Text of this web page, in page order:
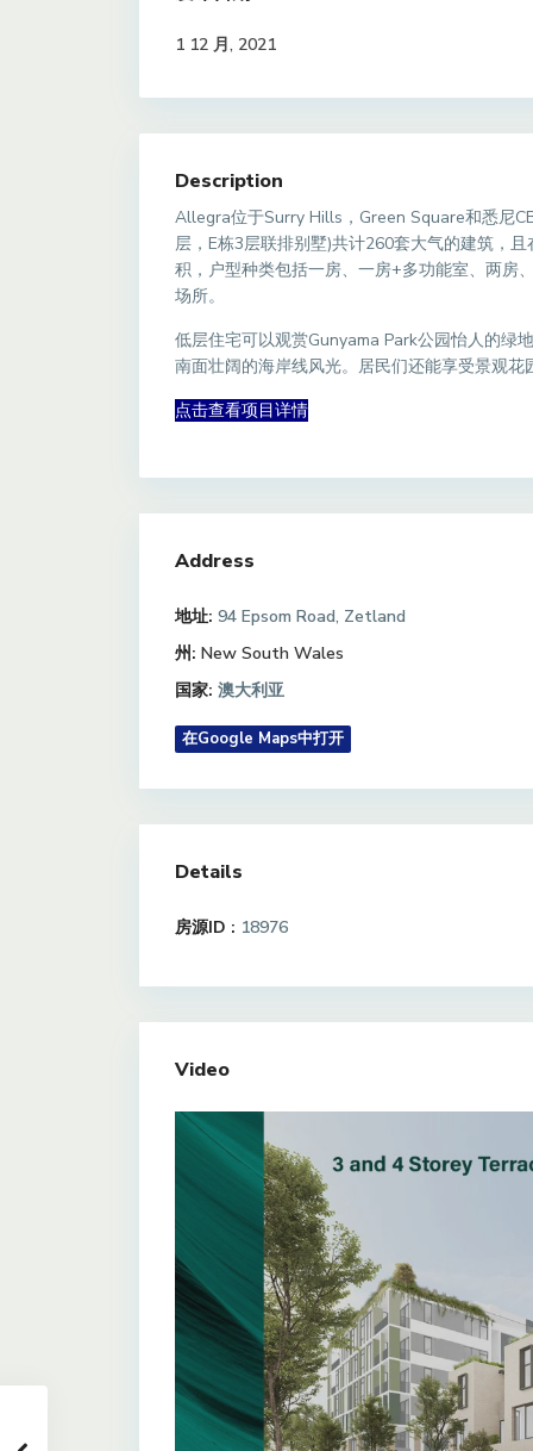
1 12 月, 2021
Description
Allegra位于Surry Hills，Green Square和悉尼
层，E栋3层联排别墅)共计260套大气的建筑，
积，户型种类包括一房、一房+多功能室、两房
场所。
低层住宅可以观赏Gunyama Park公园怡人的绿
南面壮阔的海岸线风光。居民们还能享受景观
点击查看项目详情
Address
地址: 94 Epsom Road, Zetland
州: New South Wales
国家: 澳大利亚
在Google Maps中打开
Details
房源ID : 18976
Video